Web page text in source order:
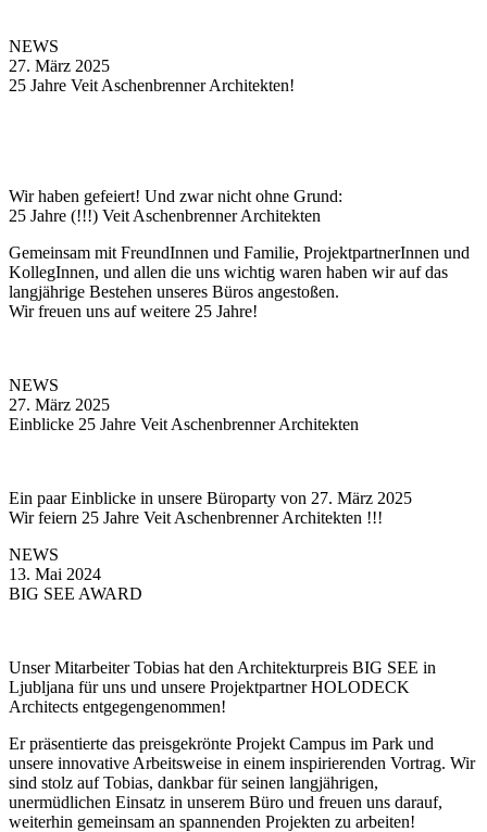
NEWS
27. März 2025
25 Jahre Veit Aschenbrenner Architekten!
Wir haben gefeiert! Und zwar nicht ohne Grund:
25 Jahre (!!!) Veit Aschenbrenner Architekten
Gemeinsam mit FreundInnen und Familie, ProjektpartnerInnen und
KollegInnen, und allen die uns wichtig waren haben wir auf das
langjährige Bestehen unseres Büros angestoßen.
Wir freuen uns auf weitere 25 Jahre!
NEWS
27. März 2025
Einblicke 25 Jahre Veit Aschenbrenner Architekten
Ein paar Einblicke in unsere Büroparty von 27. März 2025
Wir feiern 25 Jahre Veit Aschenbrenner Architekten !!!
NEWS
13. Mai 2024
BIG SEE AWARD
Unser Mitarbeiter Tobias hat den Architekturpreis BIG SEE in
Ljubljana für uns und unsere Projektpartner HOLODECK
Architects entgegengenommen!
Er präsentierte das preisgekrönte Projekt Campus im Park und
unsere innovative Arbeitsweise in einem inspirierenden Vortrag. Wir
sind stolz auf Tobias, dankbar für seinen langjährigen,
unermüdlichen Einsatz in unserem Büro und freuen uns darauf,
weiterhin gemeinsam an spannenden Projekten zu arbeiten!